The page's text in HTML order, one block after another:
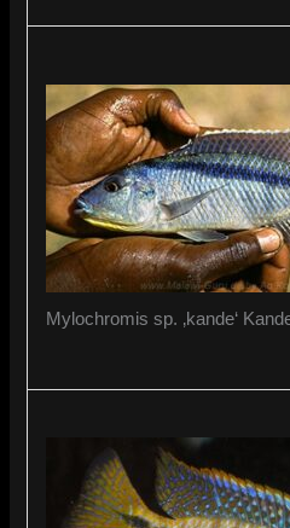
Mylochromis sp. ‚kande‘